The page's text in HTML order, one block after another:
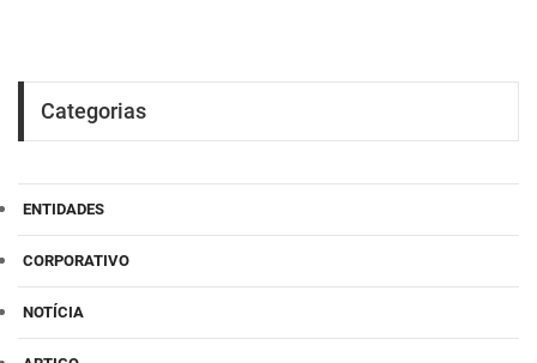
Categorias
ENTIDADES
CORPORATIVO
NOTÍCIA